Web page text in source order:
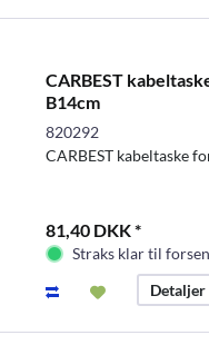
CARBEST
B14cm
820292
CARBEST kabeltaske
81,40 DKK *
Straks klar til
Detaljer